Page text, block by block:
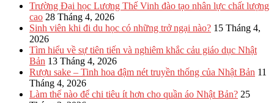
Trường Đại học Lương Thế Vinh đào tạo nhân lực chất lượng
cao 28 Tháng 4, 2026
Sinh viên khi đi du học có những trở ngại nào? 15 Tháng 4,
2026
Tìm hiểu về sự tiên tiến và nghiêm khắc cảu giáo dục Nhật
Bản 13 Tháng 4, 2026
Rượu sake – Tinh hoa đậm nét truyền thống của Nhật Bản 11
Tháng 4, 2026
Làm thế nào để chi tiêu ít hơn cho quần áo Nhật Bản? 25